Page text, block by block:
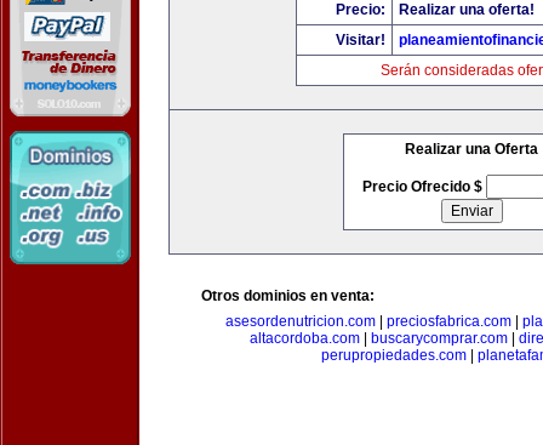
Precio:
Realizar una oferta!
Visitar!
Serán consideradas
Realizar una Oferta
Precio Ofrecido $
Otros dominios en venta:
asesordenutricion.com
preciosfabrica.com
altacordoba.com
buscarycomprar.com
perupropiedades.com